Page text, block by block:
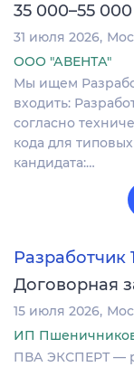
35 000–55 000
31 июля 2026
ООО "АВЕНТА"
Мы ищем
входить:
согласно
кода для
кандидата:…
Разработчик
Договорная
15 июля 2026
ИП
ПВА ЭКСПЕРТ —